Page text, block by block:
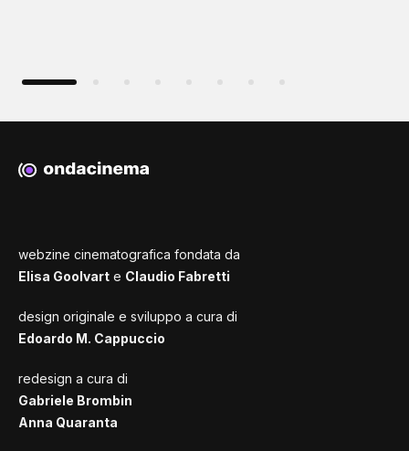
webzine cinematografica fondata da
Elisa Goolvart e Claudio Fabretti
design originale e sviluppo a cura di
Edoardo M. Cappuccio
redesign a cura di
Gabriele Brombin
Anna Quaranta